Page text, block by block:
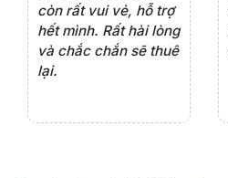
thường xuyên